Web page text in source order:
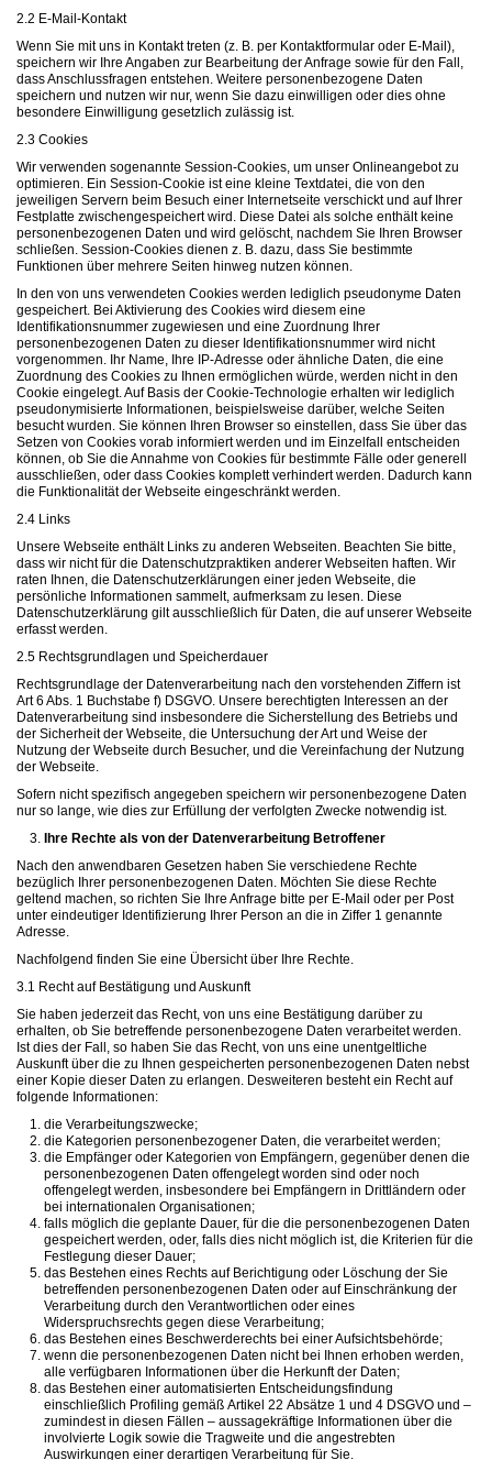
2.2 E-Mail-Kontakt
Wenn Sie mit uns in Kontakt treten (z. B. per Kontaktformular oder E-Mail),
speichern wir Ihre Angaben zur Bearbeitung der Anfrage sowie für den Fall,
dass Anschlussfragen entstehen. Weitere personenbezogene Daten
speichern und nutzen wir nur, wenn Sie dazu einwilligen oder dies ohne
besondere Einwilligung gesetzlich zulässig ist.
2.3 Cookies
Wir verwenden sogenannte Session-Cookies, um unser Onlineangebot zu
optimieren. Ein Session-Cookie ist eine kleine Textdatei, die von den
jeweiligen Servern beim Besuch einer Internetseite verschickt und auf Ihrer
Festplatte zwischengespeichert wird. Diese Datei als solche enthält keine
personenbezogenen Daten und wird gelöscht, nachdem Sie Ihren Browser
schließen. Session-Cookies dienen z. B. dazu, dass Sie bestimmte
Funktionen über mehrere Seiten hinweg nutzen können.
In den von uns verwendeten Cookies werden lediglich pseudonyme Daten
gespeichert. Bei Aktivierung des Cookies wird diesem eine
Identifikationsnummer zugewiesen und eine Zuordnung Ihrer
personenbezogenen Daten zu dieser Identifikationsnummer wird nicht
vorgenommen. Ihr Name, Ihre IP-Adresse oder ähnliche Daten, die eine
Zuordnung des Cookies zu Ihnen ermöglichen würde, werden nicht in den
Cookie eingelegt. Auf Basis der Cookie-Technologie erhalten wir lediglich
pseudonymisierte Informationen, beispielsweise darüber, welche Seiten
besucht wurden. Sie können Ihren Browser so einstellen, dass Sie über das
Setzen von Cookies vorab informiert werden und im Einzelfall entscheiden
können, ob Sie die Annahme von Cookies für bestimmte Fälle oder generell
ausschließen, oder dass Cookies komplett verhindert werden. Dadurch kann
die Funktionalität der Webseite eingeschränkt werden.
2.4 Links
Unsere Webseite enthält Links zu anderen Webseiten. Beachten Sie bitte,
dass wir nicht für die Datenschutzpraktiken anderer Webseiten haften. Wir
raten Ihnen, die Datenschutzerklärungen einer jeden Webseite, die
persönliche Informationen sammelt, aufmerksam zu lesen. Diese
Datenschutzerklärung gilt ausschließlich für Daten, die auf unserer Webseite
erfasst werden.
2.5 Rechtsgrundlagen und Speicherdauer
Rechtsgrundlage der Datenverarbeitung nach den vorstehenden Ziffern ist
Art 6 Abs. 1 Buchstabe f) DSGVO. Unsere berechtigten Interessen an der
Datenverarbeitung sind insbesondere die Sicherstellung des Betriebs und
der Sicherheit der Webseite, die Untersuchung der Art und Weise der
Nutzung der Webseite durch Besucher, und die Vereinfachung der Nutzung
der Webseite.
Sofern nicht spezifisch angegeben speichern wir personenbezogene Daten
nur so lange, wie dies zur Erfüllung der verfolgten Zwecke notwendig ist.
Ihre Rechte als von der Datenverarbeitung Betroffener
Nach den anwendbaren Gesetzen haben Sie verschiedene Rechte
bezüglich Ihrer personenbezogenen Daten. Möchten Sie diese Rechte
geltend machen, so richten Sie Ihre Anfrage bitte per E-Mail oder per Post
unter eindeutiger Identifizierung Ihrer Person an die in Ziffer 1 genannte
Adresse.
Nachfolgend finden Sie eine Übersicht über Ihre Rechte.
3.1 Recht auf Bestätigung und Auskunft
Sie haben jederzeit das Recht, von uns eine Bestätigung darüber zu
erhalten, ob Sie betreffende personenbezogene Daten verarbeitet werden.
Ist dies der Fall, so haben Sie das Recht, von uns eine unentgeltliche
Auskunft über die zu Ihnen gespeicherten personenbezogenen Daten nebst
einer Kopie dieser Daten zu erlangen. Desweiteren besteht ein Recht auf
folgende Informationen:
die Verarbeitungszwecke;
die Kategorien personenbezogener Daten, die verarbeitet werden;
die Empfänger oder Kategorien von Empfängern, gegenüber denen die
personenbezogenen Daten offengelegt worden sind oder noch
offengelegt werden, insbesondere bei Empfängern in Drittländern oder
bei internationalen Organisationen;
falls möglich die geplante Dauer, für die die personenbezogenen Daten
gespeichert werden, oder, falls dies nicht möglich ist, die Kriterien für die
Festlegung dieser Dauer;
das Bestehen eines Rechts auf Berichtigung oder Löschung der Sie
betreffenden personenbezogenen Daten oder auf Einschränkung der
Verarbeitung durch den Verantwortlichen oder eines
Widerspruchsrechts gegen diese Verarbeitung;
das Bestehen eines Beschwerderechts bei einer Aufsichtsbehörde;
wenn die personenbezogenen Daten nicht bei Ihnen erhoben werden,
alle verfügbaren Informationen über die Herkunft der Daten;
das Bestehen einer automatisierten Entscheidungsfindung
einschließlich Profiling gemäß Artikel 22 Absätze 1 und 4 DSGVO und –
zumindest in diesen Fällen – aussagekräftige Informationen über die
involvierte Logik sowie die Tragweite und die angestrebten
Auswirkungen einer derartigen Verarbeitung für Sie.